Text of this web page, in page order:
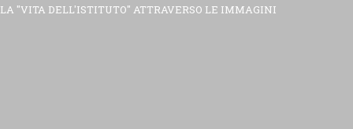
LA "VITA DELL'ISTITUTO" ATTRAVERSO LE IMMAGINI